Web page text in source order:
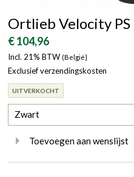
Ortlieb Velocity
€ 104,96
Incl. 21% BTW (België}
Exclusief verzendingskosten
UITVERKOCHT
Zwart
Toevoegen aan wenslijst